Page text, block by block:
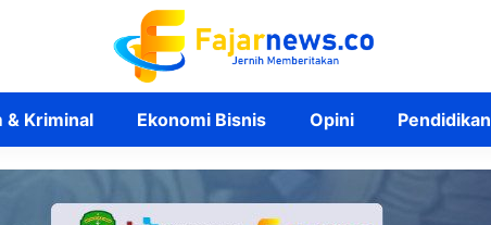
& Kriminal Ekonomi Bisnis Opini Pendidikan